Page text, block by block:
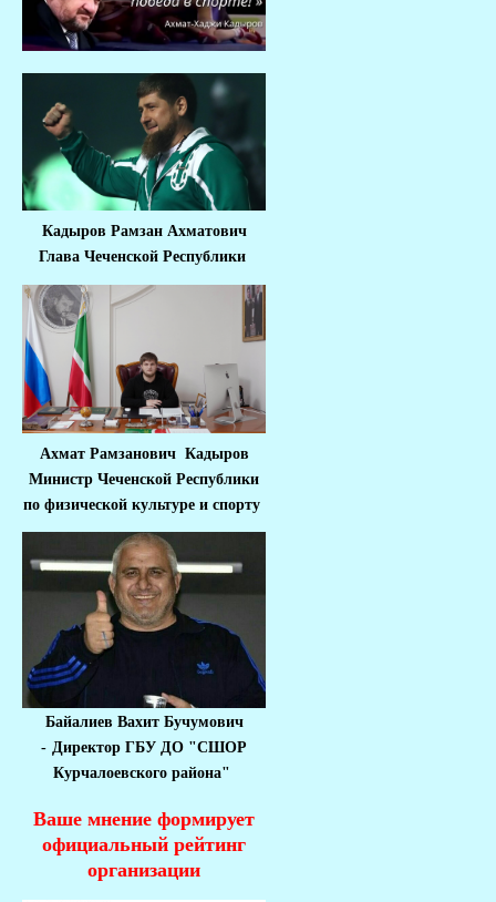
Кадыров Рамзан Ахматович
Глава Чеченской Республики
Ахмат Рамзанович Кадыров
Министр Чеченской Республики
по физической культуре и спорту
Байалиев Вахит Бучумович
- Директор ГБУ ДО "СШОР
Курчалоевского района"
Ваше мнение формирует
официальный рейтинг
организации